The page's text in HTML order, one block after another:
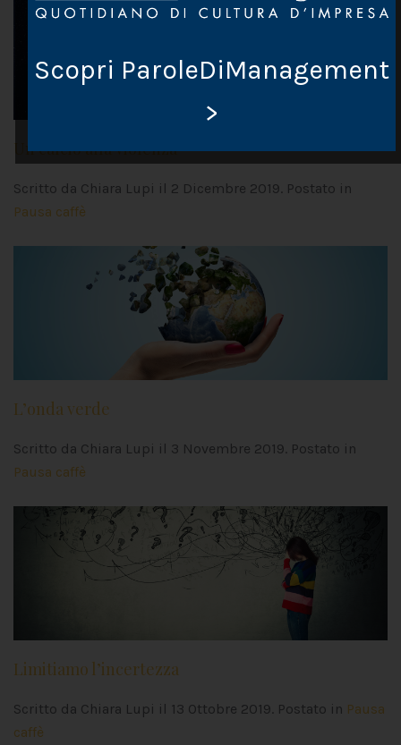
Un calcio alla violenza
Scritto da Chiara Lupi il 2 Dicembre 2019. Postato in
Pausa caffè
L’onda verde
Scritto da Chiara Lupi il 3 Novembre 2019. Postato in
Pausa caffè
Limitiamo l’incertezza
Scritto da Chiara Lupi il 13 Ottobre 2019. Postato in Pausa
caffè
Scopri ParoleDiManagement
>